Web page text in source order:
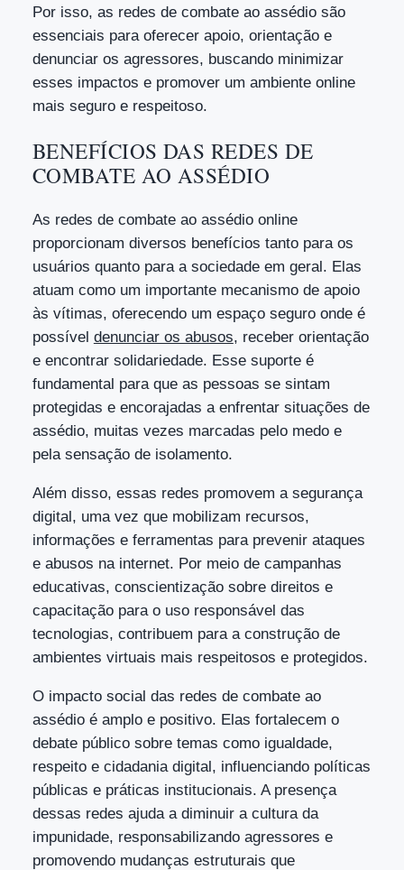
Por isso, as redes de combate ao assédio são
essenciais para oferecer apoio, orientação e
denunciar os agressores, buscando minimizar
esses impactos e promover um ambiente online
mais seguro e respeitoso.
BENEFÍCIOS DAS REDES DE
COMBATE AO ASSÉDIO
As redes de combate ao assédio online
proporcionam diversos benefícios tanto para os
usuários quanto para a sociedade em geral. Elas
atuam como um importante mecanismo de apoio
às vítimas, oferecendo um espaço seguro onde é
possível denunciar os abusos, receber orientação
e encontrar solidariedade. Esse suporte é
fundamental para que as pessoas se sintam
protegidas e encorajadas a enfrentar situações de
assédio, muitas vezes marcadas pelo medo e
pela sensação de isolamento.
Além disso, essas redes promovem a segurança
digital, uma vez que mobilizam recursos,
informações e ferramentas para prevenir ataques
e abusos na internet. Por meio de campanhas
educativas, conscientização sobre direitos e
capacitação para o uso responsável das
tecnologias, contribuem para a construção de
ambientes virtuais mais respeitosos e protegidos.
O impacto social das redes de combate ao
assédio é amplo e positivo. Elas fortalecem o
debate público sobre temas como igualdade,
respeito e cidadania digital, influenciando políticas
públicas e práticas institucionais. A presença
dessas redes ajuda a diminuir a cultura da
impunidade, responsabilizando agressores e
promovendo mudanças estruturais que